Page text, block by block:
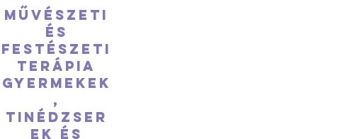
Művészeti
és
festészeti
terápia
Gyermekek
,
tinédzser
ek és